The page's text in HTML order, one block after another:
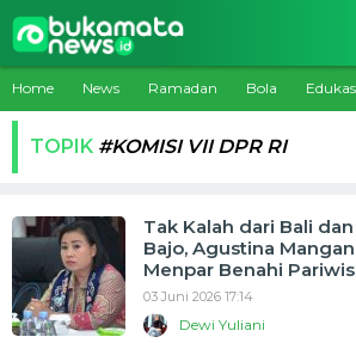
Home News Ramadan Bola
TOPIK #KOMISI VII DPR RI
Tak Kalah dari Bali
Bajo, Agustina
Menpar Benahi
03 Juni 2026 17:14
Dewi Yuliani